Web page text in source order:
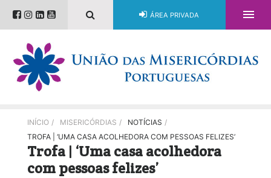
ÁREA PRIVADA 
INÍCIO / MISERICÓRDIAS / NOTÍCIAS /
TROFA | ‘UMA CASA ACOLHEDORA COM PESSOAS FELIZES’
Trofa | ‘Uma casa acolhedora
com pessoas felizes’